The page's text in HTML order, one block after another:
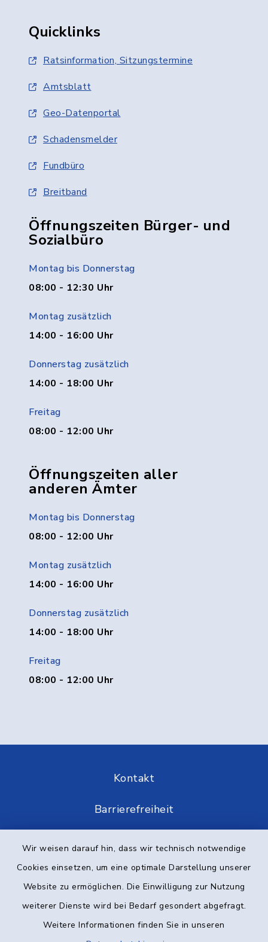
Wir weisen darauf hin, dass wir technisch notwendige
Cookies einsetzen, um eine optimale Darstellung unserer
Website zu ermöglichen. Die Einwilligung zur Nutzung
weiterer Dienste wird bei Bedarf gesondert abgefragt.
Weitere Informationen finden Sie in unseren
Quicklinks
Ratsinformation, Sitzungstermine
Amtsblatt
Geo-Datenportal
Schadensmelder
Fundbüro
Breitband
Öffnungszeiten Bürger- und
Sozialbüro
Montag bis Donnerstag
08:00 - 12:30 Uhr
Montag zusätzlich
14:00 - 16:00 Uhr
Donnerstag zusätzlich
14:00 - 18:00 Uhr
Freitag
08:00 - 12:00 Uhr
Öffnungszeiten aller
anderen Ämter
Montag bis Donnerstag
08:00 - 12:00 Uhr
Montag zusätzlich
14:00 - 16:00 Uhr
Donnerstag zusätzlich
14:00 - 18:00 Uhr
Freitag
08:00 - 12:00 Uhr
Kontakt
Barrierefreiheit
Impressum
Elektronische Kommunikation